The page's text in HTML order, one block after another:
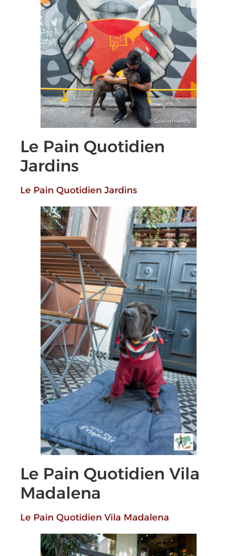
Le Pain Quotidien
Jardins
Le Pain Quotidien Jardins
Le Pain Quotidien Vila
Madalena
Le Pain Quotidien Vila Madalena